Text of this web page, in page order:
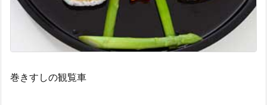
巻きすしの観覧車